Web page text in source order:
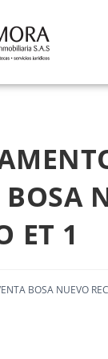
ET 1
BOSA NUEVO